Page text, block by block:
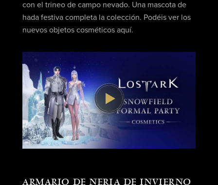
con el trineo de campo nevado. Una mascota de
hada festiva completa la colección. Podéis ver los
nuevos objetos cosméticos aquí.
ARMARIO DE NERIA DE INVIERNO